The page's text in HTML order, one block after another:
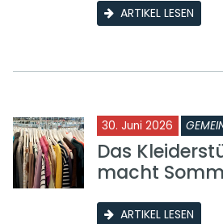
ARTIKEL LESEN
30. Juni 2026
Das
macht
ARTIKEL LESEN